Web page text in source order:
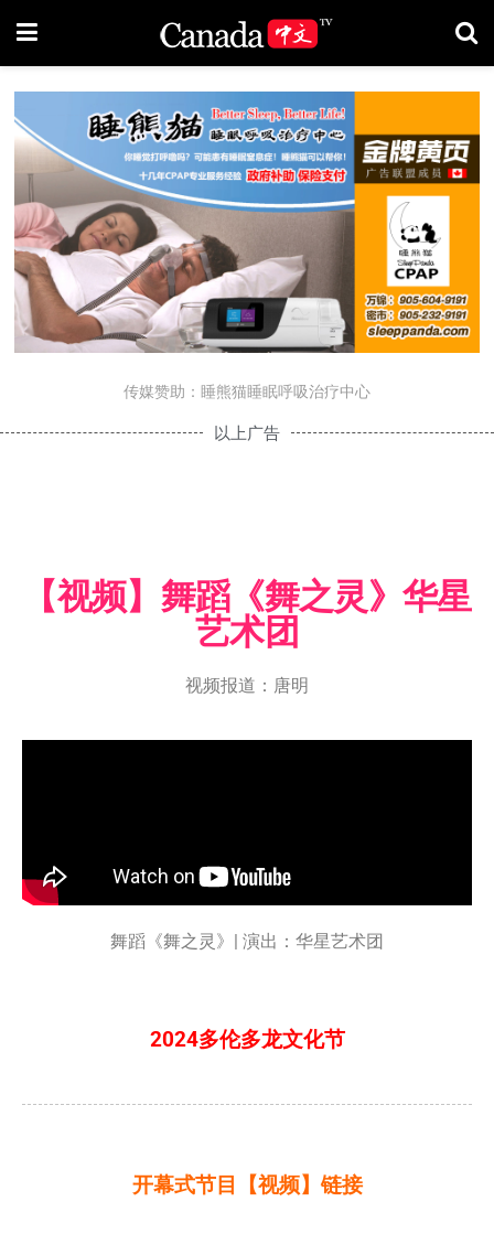
传媒赞助：睡熊猫睡眠呼吸治疗中心
以上广告
【视频】舞蹈《舞之灵》华星
艺术团
视频报道：唐明
舞蹈《舞之灵》| 演出：华星艺术团
2024多伦多龙文化节
开幕式节目【视频】链接